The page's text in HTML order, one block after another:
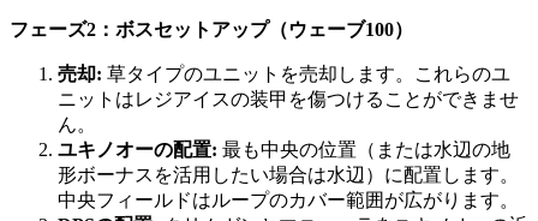
フェーズ2：ボスセットアップ（ウェーブ100）
売却: 草タイプのユニットを売却します。これらのユ
ニットはレジアイスの装甲を傷つけることができませ
ん。
ユキノオーの配置: 最も中央の位置（または水辺の地
形ボーナスを活用したい場合は水辺）に配置します。
中央フィールドはループのカバー範囲が広がります。